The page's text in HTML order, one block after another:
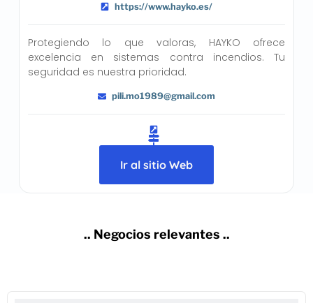
https://www.hayko.es/
Protegiendo lo que valoras, HAYKO ofrece
excelencia en sistemas contra incendios. Tu
seguridad es nuestra prioridad.
pili.mo1989@gmail.com
Ir al sitio Web
.. Negocios relevantes ..